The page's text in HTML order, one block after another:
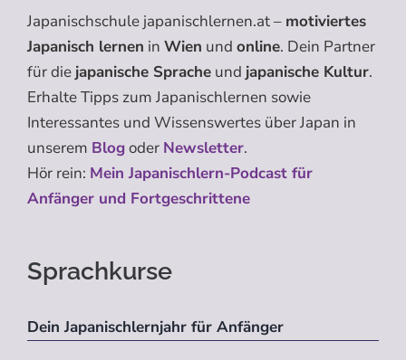
Japanischschule japanischlernen.at – motiviertes
Japanisch lernen in Wien und online. Dein Partner
für die japanische Sprache und japanische Kultur.
Erhalte Tipps zum Japanischlernen sowie
Interessantes und Wissenswertes über Japan in
unserem Blogoder Newsletter.
Hör rein: Mein Japanischlern-Podcast für
Anfänger und Fortgeschrittene
Sprachkurse
Dein Japanischlernjahr für Anfänger